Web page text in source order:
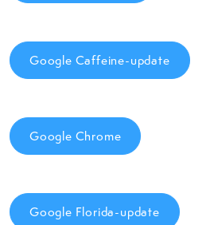
Google Caffeine-update
Google Chrome
Google Florida-update